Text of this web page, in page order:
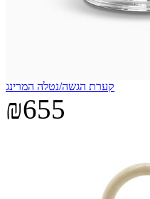
קערת הגשה/נטלה המרינג
₪655